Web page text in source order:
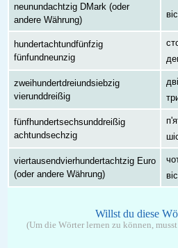
neunundachtzig DMark (oder
andere Währung)
hundertachtundfünfzig
fünfundneunzig
zweihundertdreiundsiebzig
vierunddreißig
fünfhundertsechsunddreißig
achtundsechzig
viertausendvierhundertachtzig Euro
(oder andere Währung)
Willst du diese
(Um die Wörter lernen zu können,